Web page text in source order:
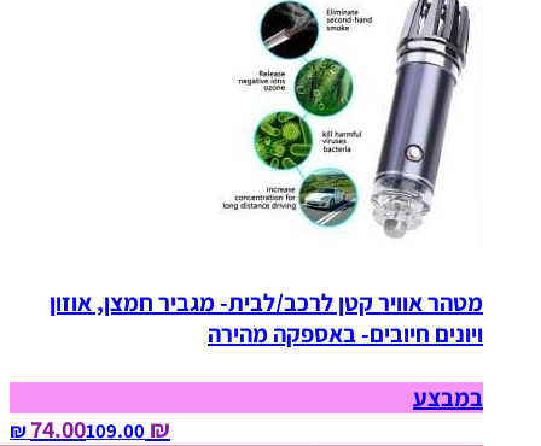
מטהר אוויר קטן לרכב/לבית- מגביר חמצן, אוזון
ויונים חיובים- באספקה מהירה
במבצע
₪ 74.00
109.00‏ ₪